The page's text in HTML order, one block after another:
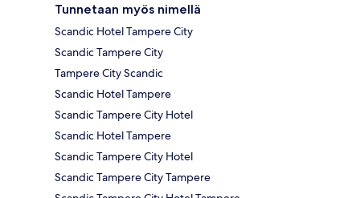
Tunnetaan myös nimellä
Scandic Hotel Tampere City
Scandic Tampere City
Tampere City Scandic
Scandic Hotel Tampere
Scandic Tampere City Hotel
Scandic Hotel Tampere
Scandic Tampere City Hotel
Scandic Tampere City Tampere